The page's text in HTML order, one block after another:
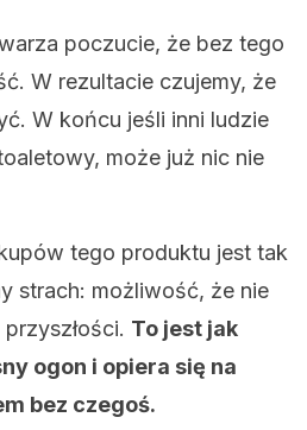
poczucie, że bez tego
W rezultacie czujemy, że
W końcu jeśli inni ludzie
może już nic nie
tego produktu jest tak
strach: możliwość, że nie
To jest jak
ogon i opiera się na
bez czegoś.